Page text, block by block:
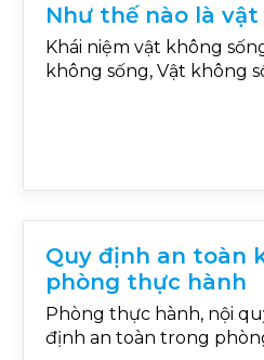
Như thế nào là vật
Khái niệm vật không
không sống, Vật không
Quy định an toàn
phòng thực hành
Phòng thực hành, nội
định an toàn trong